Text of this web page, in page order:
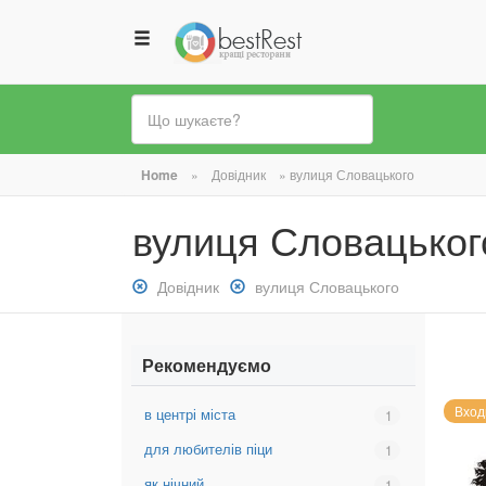
Ви
є
тут
Home » Довідник » вулиця Словацького
вулиця
Зняти
фільтр:
Довідник
Зняти
фільтр:
Словацького
вулиця Словацького
Рекомендуємо
в центрі міста 1
Вибрати
в
для любителів піци 1